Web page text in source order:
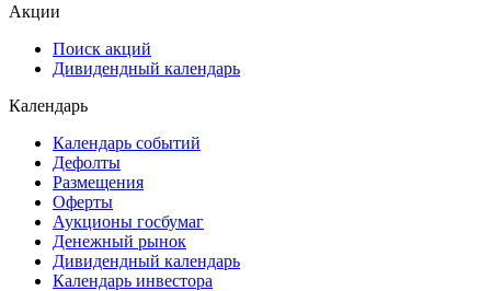
Акции
Поиск акций
Дивидендный календарь
Календарь
Календарь событий
Дефолты
Размещения
Оферты
Аукционы госбумаг
Денежный рынок
Дивидендный календарь
Календарь инвестора